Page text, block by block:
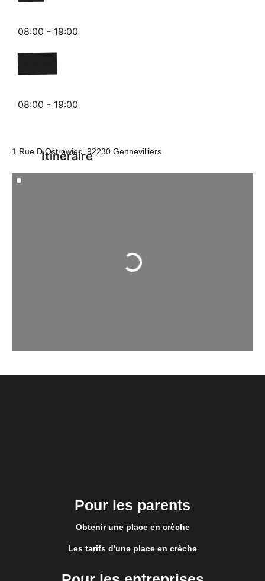
08:00 - 19:00
08:00 - 19:00
Itinéraire
Chargement...
1 Rue D Ostrowiec, 92230 Gennevilliers
Pour les parents
Obtenir une place en crèche
Les tarifs d'une place en crèche